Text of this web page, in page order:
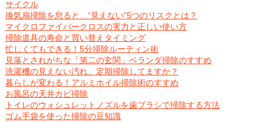
サイクル
換気扇掃除を怠ると…“見えない”5つのリスクとは？
マイクロファイバークロスの実力と正しい使い方
掃除道具の寿命と買い替えタイミング
忙しくてもできる！5分掃除ルーティン術
見落とされがちな「第二の玄関」ベランダ掃除のすすめ
洗濯機の見えない汚れ、定期掃除してますか？
暮らしが変わる！アルミホイル掃除術のすすめ
お風呂の天井カビ掃除
トイレのウォシュレットノズルを歯ブラシで掃除する方法
ゴム手袋を使った掃除の豆知識